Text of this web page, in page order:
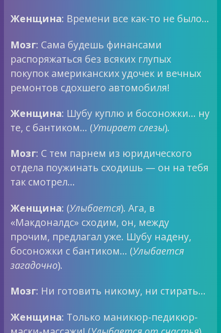
Женщина: Времени все как-то не было…
Мозг: Сама будешь финансами
распоряжаться без всяких глупых
покупок американских удочек и вечных
ремонтов сдохшего автомобиля!
Женщина: Шубу куплю и босоножки… ну
те, с бантиком… (Утирает слезы).
Мозг: С тем парнем из юридического
отдела поужинать сходишь — он на тебя
так смотрел…
Женщина: (Улыбается). Ага, в
«Макдоналдс» сходим, он, между
прочим, предлагал уже. Шубу надену,
босоножки с бантиком… (Улыбается
загадочно).
Мозг: Ни готовить никому, ни стирать…
Женщина: Только маникюр-педикюр-